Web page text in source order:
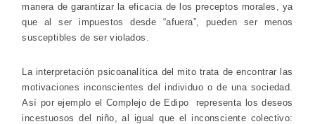
manera de garantizar la eficacia de los preceptos morales, ya
que al ser impuestos desde “afuera”, pueden ser menos
susceptibles de ser violados.
La interpretación psicoanalítica del mito trata de encontrar las
motivaciones inconscientes del individuo o de una sociedad.
Así por ejemplo el Complejo de Edipo representa los deseos
incestuosos del niño, al igual que el inconsciente colectivo: